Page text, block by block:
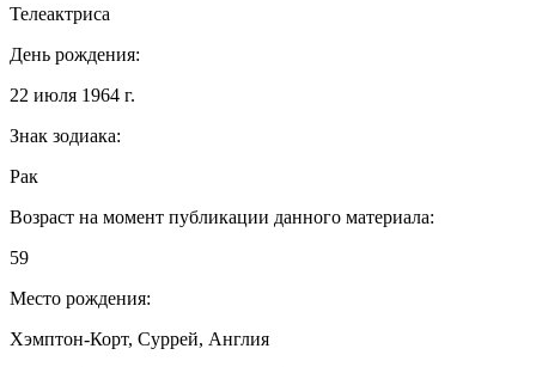
Телеактриса
День рождения:
22 июля 1964 г.
Знак зодиака:
Рак
Возраст на момент публикации данного материала:
59
Место рождения:
Хэмптон-Корт, Суррей, Англия